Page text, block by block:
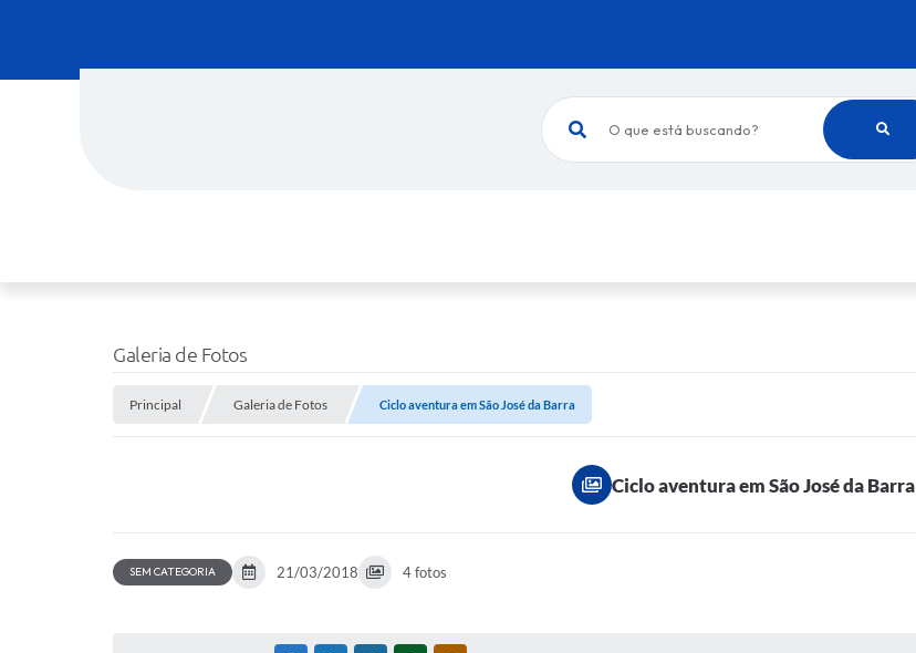
O que está buscando?
Galeria de Fotos
Principal Galeria de Fotos Ciclo aventura em São José da Barra
Ciclo aventura em São José da Barra
SEM CATEGORIA 21/03/2018 4 fotos